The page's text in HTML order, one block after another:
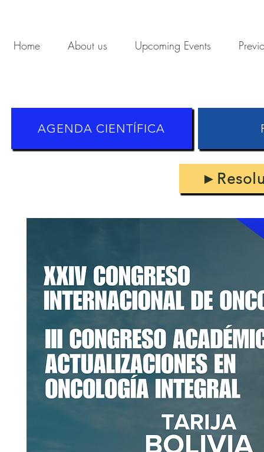
Home About us Upcoming Events
AGENDA CIENTÍFICA